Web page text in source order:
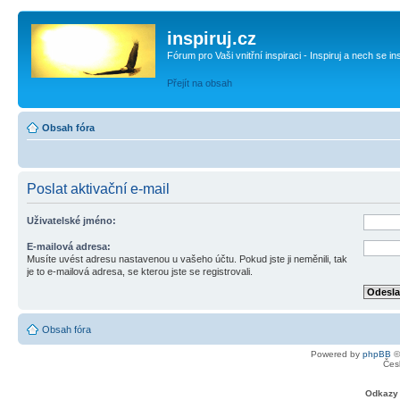
inspiruj.cz
Fórum pro Vaši vnitřní inspiraci - Inspiruj a nech se
Přejít na obsah
Obsah fóra
Poslat aktivační e-mail
Uživatelské jméno:
E-mailová adresa:
Musíte uvést adresu nastavenou u vašeho účtu. Pokud jste ji neměnili, tak
je to e-mailová adresa, se kterou jste se registrovali.
Obsah fóra
Powered by phpBB